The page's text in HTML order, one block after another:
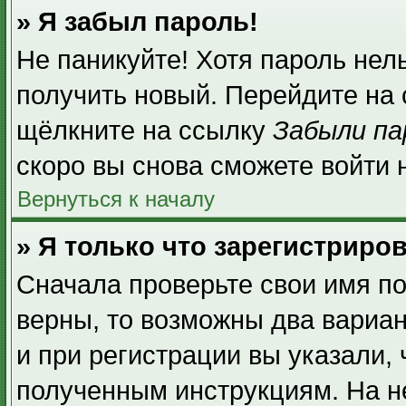
» Я забыл пароль!
Не паникуйте! Хотя пароль
получить новый. Перейдите
щёлкните на ссылку Забыли
скоро вы снова сможете
Вернуться к началу
» Я только что
Сначала проверьте свои имя
верны, то возможны два
и при регистрации вы
полученным инструкциям. На